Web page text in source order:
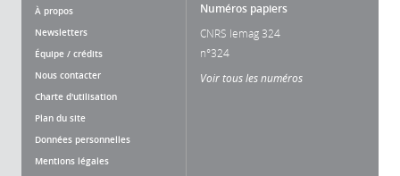
À propos
Newsletters
Équipe / crédits
Nous contacter
Charte d'utilisation
Plan du site
Données personnelles
Mentions légales
Numéros papiers
CNRS lemag 324
n°324
Voir tous les numéros